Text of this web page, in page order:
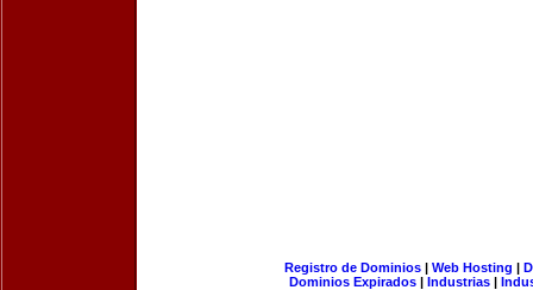
Registro de Dominios| Web Hosting |
Dominios Expirados | Industrias |